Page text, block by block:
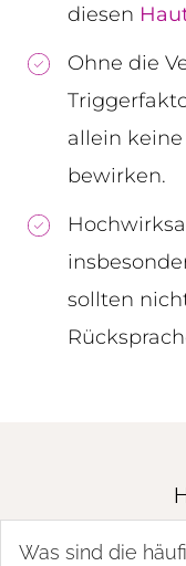
diesen
Ohne die
allein
bewirken.
sollten
Was sind die